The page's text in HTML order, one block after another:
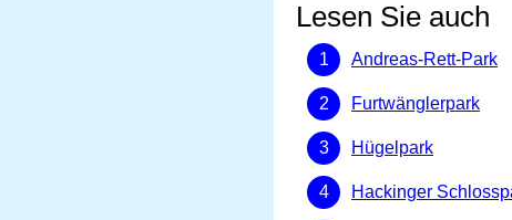
Lesen Sie auch
Andreas-Rett-Park
Furtwänglerpark
Hügelpark
Hackinger